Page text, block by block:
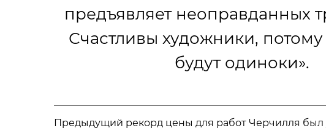
предъявляет неоправданных
Счастливы художники,
будут одиноки».
Предыдущий рекорд цены для работ Черчилля был